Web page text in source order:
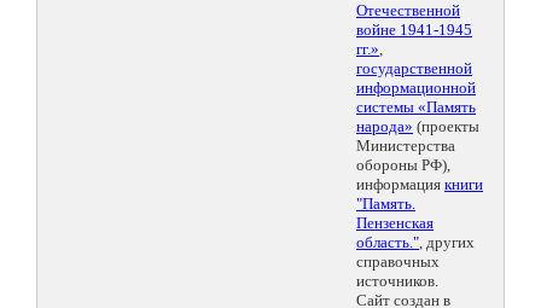
Отечественной
войне 1941-1945
гг.»,
государственной
информационной
системы «Память
народа» (проекты
Министерства
обороны РФ),
информация книги
"Память.
Пензенская
область.", других
справочных
источников.
Сайт создан в